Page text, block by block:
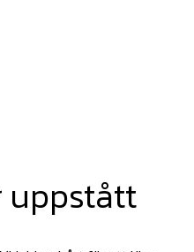
uppstått